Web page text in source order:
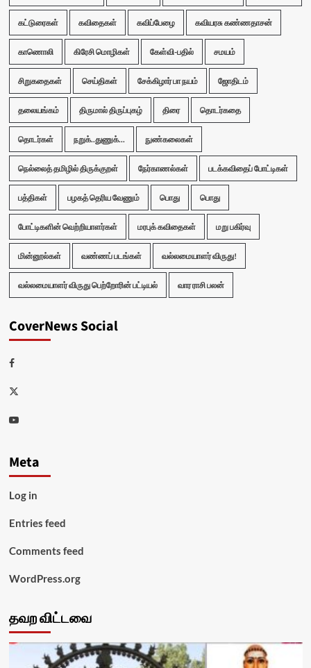
கட்டுரைகள் கவிதைகள் கவிப்பேழை கவியரசு கண்ணதாசன்
காணொலி கிரேசி மொழிகள் கேள்வி-பதில் சமயம்
சிறுகதைகள் செய்திகள் சேக்கிழார் பா நயம் ஜோதிடம்
தலையங்கம் திருமால் திருப்புகழ் திரை தொடர்கதை
தொடர்கள் நறுக்..துணுக்... நுண்கலைகள்
நெல்லைத் தமிழில் திருக்குறள் நேர்காணல்கள் படக்கவிதைப் போட்டிகள்
பத்திகள் பழகத் தெரிய வேணும் பொது பொது
போட்டிகளின் வெற்றியாளர்கள் மரபுக் கவிதைகள் மறு பகிர்வு
மின்னூல்கள் வண்ணப் படங்கள் வல்லமையாளர் விருது!
வல்லமையாளர் விருது பெற்றோரின் பட்டியல் வார ராசி பலன்
CoverNews Social
Facebook
Twitter
Youtube
Meta
Log in
Entries feed
Comments feed
WordPress.org
தவற விட்டவை